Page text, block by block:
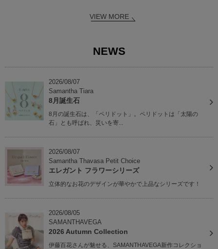
VIEW MORE
NEWS
2026/08/07
Samantha Tiara
8月誕生石
8月の誕生石は、「ペリドット」。ペリドットは「太陽の
石」とも呼ばれ、災いを寄...
2026/08/07
Samantha Thavasa Petit Choice
エレガント フラワーシリーズ
立体的なお花のデザインが華やかで上品なシリーズです！
2026/08/05
SAMANTHAVEGA
2026 Autumn Collection
伊藤百花さんが魅せる、SAMANTHAVEGA新作コレクショ